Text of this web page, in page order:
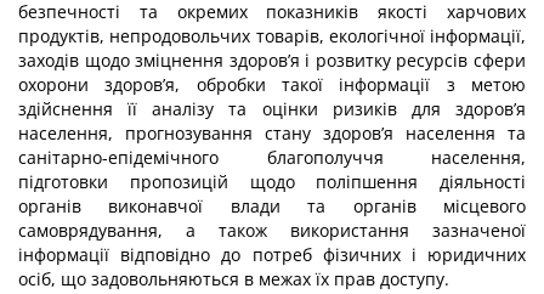
безпечності та окремих показників якості харчових
продуктів, непродовольчих товарів, екологічної інформації,
заходів щодо зміцнення здоров’я і розвитку ресурсів сфери
охорони здоров’я, обробки такої інформації з метою
здійснення її аналізу та оцінки ризиків для здоров’я
населення, прогнозування стану здоров’я населення та
санітарно-епідемічного благополуччя населення,
підготовки пропозицій щодо поліпшення діяльності
органів виконавчої влади та органів місцевого
самоврядування, а також використання зазначеної
інформації відповідно до потреб фізичних і юридичних
осіб, що задовольняються в межах їх прав доступу.